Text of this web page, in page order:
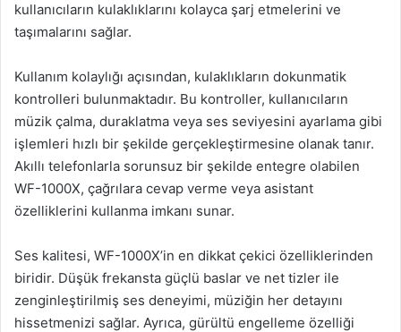
kullanıcıların kulaklıklarını kolayca şarj etmelerini ve
taşımalarını sağlar.
Kullanım kolaylığı açısından, kulaklıkların dokunmatik
kontrolleri bulunmaktadır. Bu kontroller, kullanıcıların
müzik çalma, duraklatma veya ses seviyesini ayarlama gibi
işlemleri hızlı bir şekilde gerçekleştirmesine olanak tanır.
Akıllı telefonlarla sorunsuz bir şekilde entegre olabilen
WF-1000X, çağrılara cevap verme veya asistant
özelliklerini kullanma imkanı sunar.
Ses kalitesi, WF-1000X’in en dikkat çekici özelliklerinden
biridir. Düşük frekansta güçlü baslar ve net tizler ile
zenginleştirilmiş ses deneyimi, müziğin her detayını
hissetmenizi sağlar. Ayrıca, gürültü engelleme özelliği